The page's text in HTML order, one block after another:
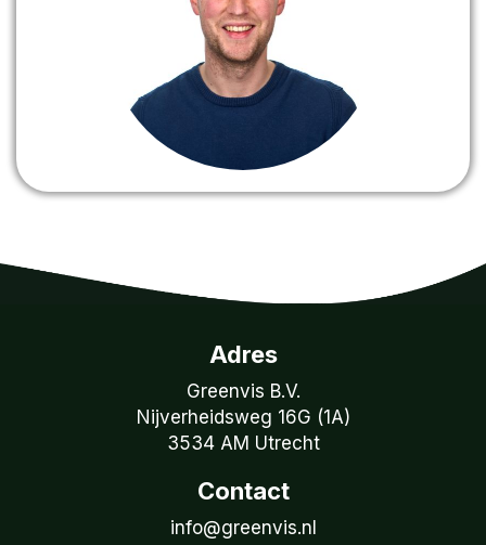
Adres
Greenvis B.V.
Nijverheidsweg 16G (1A)
3534 AM Utrecht
Contact
info@greenvis.nl